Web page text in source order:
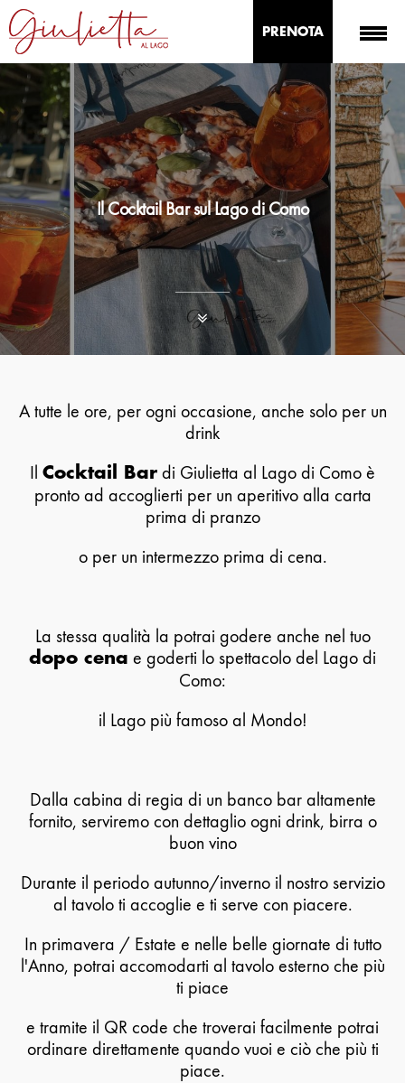
PRENOTA
Il Cocktail Bar sul Lago di Como
A tutte le ore, per ogni occasione, anche solo per un
drink
Il Cocktail Bar di Giulietta al Lago di Como è
pronto ad accoglierti per un aperitivo alla carta
prima di pranzo
o per un intermezzo prima di cena.
La stessa qualità la potrai godere anche nel tuo
dopo cena e goderti lo spettacolo del Lago di
Como:
il Lago più famoso al Mondo!
Dalla cabina di regia di un banco bar altamente
fornito, serviremo con dettaglio ogni drink, birra o
buon vino
Durante il periodo autunno/inverno il nostro servizio
al tavolo ti accoglie e ti serve con piacere.
In primavera / Estate e nelle belle giornate di tutto
l'Anno, potrai accomodarti al tavolo esterno che più
ti piace
e tramite il QR code che troverai facilmente potrai
ordinare direttamente quando vuoi e ciò che più ti
piace.